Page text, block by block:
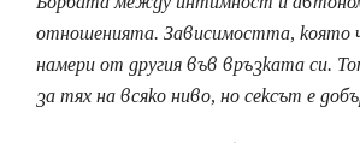
отношенията. Зависимостта, която
намери от другия във връзката си.
за тях на всяко ниво, но сексът е